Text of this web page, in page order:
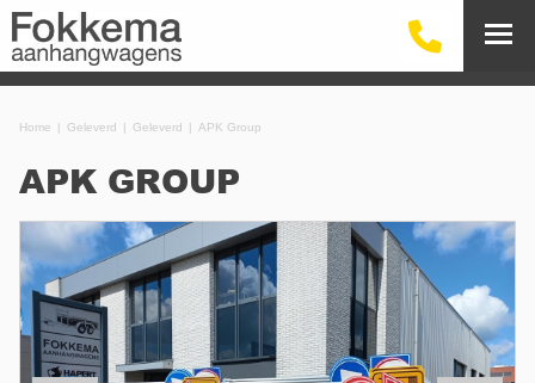
Home Geleverd Geleverd APK Group
APK GROUP